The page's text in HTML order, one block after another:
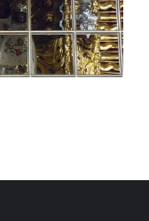
v Římově
Třeboníně
v Horním Třeboníně
Třebonínem a Horním